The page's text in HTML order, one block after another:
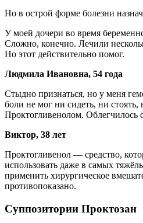
Но в острой форме болезни
У моей дочери во время
Сложно, конечно. Лечили
Но этот действительно помог.
Людмила Ивановна, 54 года
Стыдно признаться, но у меня
боли не мог ни сидеть, ни стоять,
Проктогливенолом. Облегчилось
Виктор, 38 лет
Проктогливенол — средство,
использовать даже в самых
применить хирургическое
противопоказано.
Суппозитории Проктозан